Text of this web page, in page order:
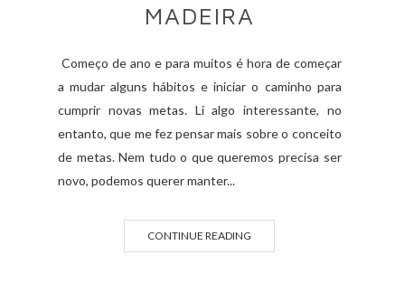
MADEIRA
Começo de ano e para muitos é hora de começar
a mudar alguns hábitos e iniciar o caminho para
cumprir novas metas. Li algo interessante, no
entanto, que me fez pensar mais sobre o conceito
de metas. Nem tudo o que queremos precisa ser
novo, podemos querer manter...
CONTINUE READING